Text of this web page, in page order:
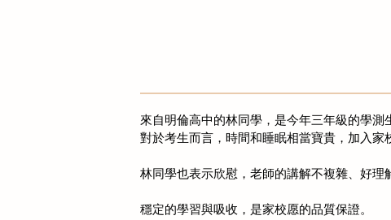
來自明倫高中的林同學，是今年三年級的學測
對於考生而言，時間和睡眠相當寶貴，加入家
林同學也表示欣慰，老師的講解不複雜、好理
穩定的學習與吸收，是家校愿的品質保證。